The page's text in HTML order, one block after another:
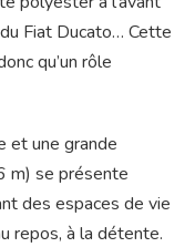
Fiat Ducato… Cette
qu’un rôle
et une grande
m) se présente
des espaces de vie
repos, à la détente.